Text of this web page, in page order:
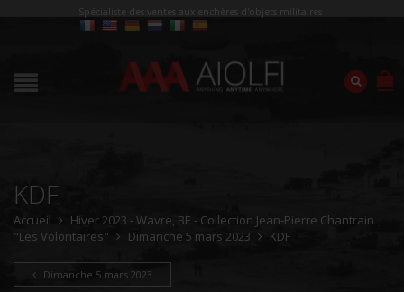
Spécialiste des ventes aux enchères d'objets militaires
KDF
Accueil
Hiver 2023 - Wavre, BE - Collection Jean-Pierre Chantrain
"Les Volontaires"
Dimanche 5 mars 2023 KDF
Dimanche 5 mars 2023